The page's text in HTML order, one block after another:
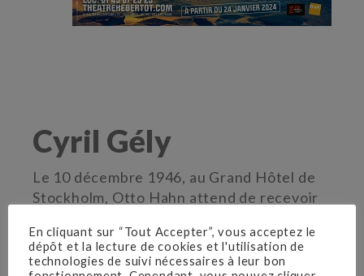
Cyril Gély
Le 10 décembre 1946, au Grand Hôtel de
Stockholm, Otto Hahn attend de recevoir
il est rejoint dans sa suite par Lise Meitner,
son ancienne collaboratrice avec laquelle il
En cliquant sur “Tout Accepter”, vous acceptez le
dépôt et la lecture de cookies et l'utilisation de
technologies de suivi nécessaires à leur bon